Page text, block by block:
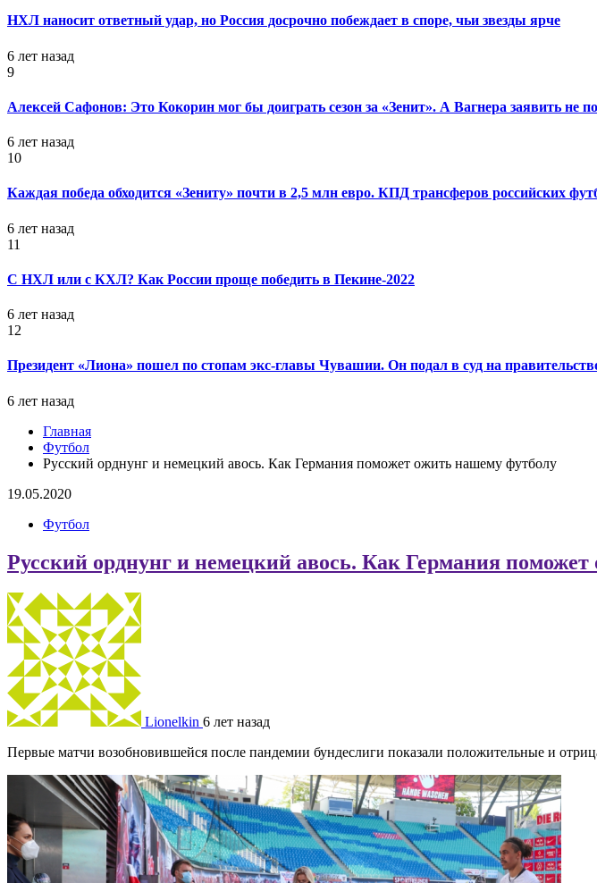
НХЛ наносит ответный удар, но Россия досрочно побеждает в споре, чьи звезды ярче
6 лет назад
9
Алексей Сафонов: Это Кокорин мог бы доиграть сезон за «Зенит». А Вагнера заявить не
6 лет назад
10
Каждая победа обходится «Зениту» почти в 2,5 млн евро. КПД трансферов российских
6 лет назад
11
С НХЛ или с КХЛ? Как России проще победить в Пекине-2022
6 лет назад
12
Президент «Лиона» пошел по стопам экс-главы Чувашии. Он подал в суд на
6 лет назад
Главная
Футбол
Русский орднунг и немецкий авось. Как Германия поможет ожить нашему футболу
19.05.2020
Футбол
Русский орднунг и немецкий авось. Как Германия
Lionelkin 6 лет назад
Первые матчи возобновившейся после пандемии бундеслиги показали положительные и